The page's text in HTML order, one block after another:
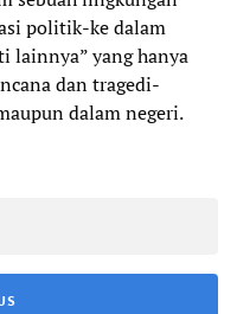
politik-ke dalam
lainnya” yang hanya
dan tragedi-
dalam negeri.